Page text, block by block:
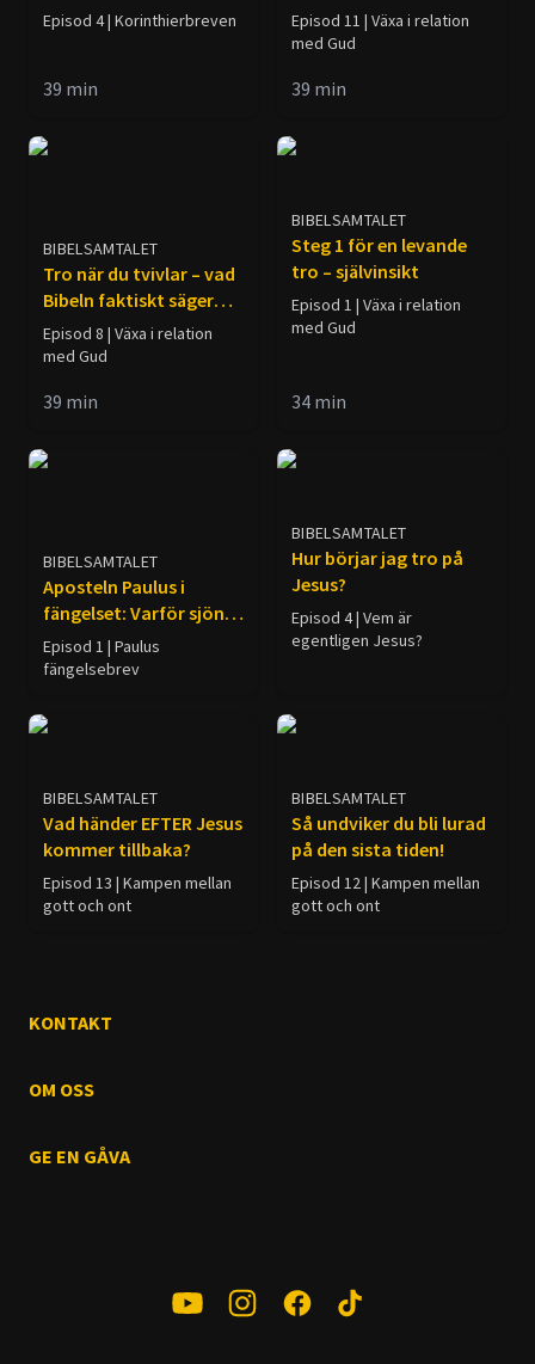
Episod 4 | Korinthierbreven
39 min
Episod 11 | Växa i relation
med Gud
39 min
BIBELSAMTALET
Tro när du tvivlar – vad
Bibeln faktiskt säger
om svag tro
Episod 8 | Växa i relation
med Gud
39 min
BIBELSAMTALET
Steg 1 för en levande
tro – självinsikt
Episod 1 | Växa i relation
med Gud
34 min
BIBELSAMTALET
Aposteln Paulus i
fängelset: Varför sjöng
han?
Episod 1 | Paulus
fängelsebrev
BIBELSAMTALET
Hur börjar jag tro på
Jesus?
Episod 4 | Vem är
egentligen Jesus?
BIBELSAMTALET
Vad händer EFTER Jesus
kommer tillbaka?
Episod 13 | Kampen mellan
gott och ont
BIBELSAMTALET
Så undviker du bli lurad
på den sista tiden!
Episod 12 | Kampen mellan
gott och ont
KONTAKT
OM OSS
GE EN GÅVA